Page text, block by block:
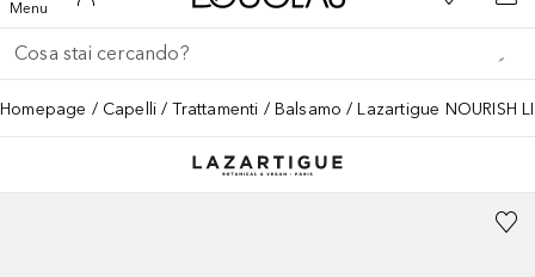
MenuApri menuAl Mio Account
Al
Torna indietro
Esegui ricerca
Homepage Capelli Trattamenti Balsamo Lazartigue NOURISH